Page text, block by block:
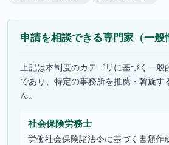
申請を相談できる専門家（一般
上記は本制度のカテゴリに基づく一般
であり、特定の事務所を推薦・斡旋す
ん。
社会保険労務士
労働社会保険諸法令に基づく書類作